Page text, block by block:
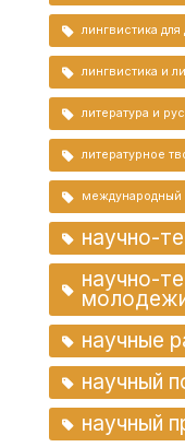
лингвистика
лингвистика и
литература и
литературное
международный
научно-
научно-
научные
научный
научный